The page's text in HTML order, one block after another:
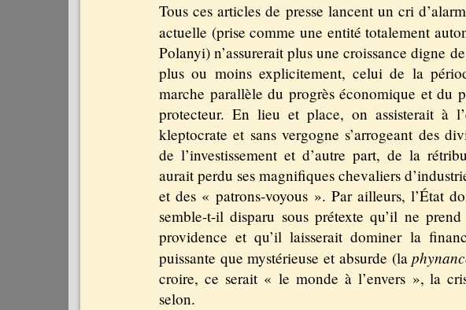
Tous ces articles de presse lancent un cri
actuelle (prise comme une entité totalement
Polanyi) n’assurerait plus une croissance digne
plus ou moins explicitement, celui de la
marche parallèle du progrès économique et du
protecteur. En lieu et place, on assisterait à
kleptocrate et sans vergogne s’arrogeant des
de l’investissement et d’autre part, de la
aurait perdu ses magnifiques chevaliers
et des « patrons-voyous ». Par ailleurs, l’État
semble-t-il disparu sous prétexte qu’il ne
providence et qu’il laisserait dominer la
puissante que mystérieuse et absurde (la
croire, ce serait « le monde à l’envers », la
selon.